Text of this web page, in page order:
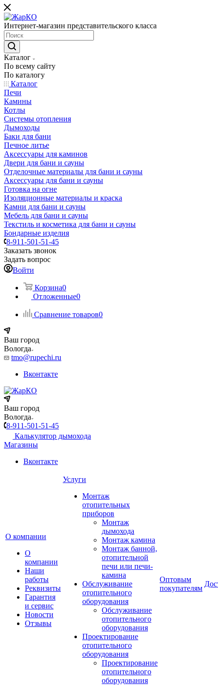
Интернет-магазин представительского класса
Каталог
По всему сайту
По каталогу
Каталог
Печи
Камины
Котлы
Системы отопления
Дымоходы
Баки для бани
Печное литье
Аксессуары для каминов
Двери для бани и сауны
Отделочные материалы для бани и сауны
Аксессуары для бани и сауны
Готовка на огне
Изоляционные материалы и краска
Камни для бани и сауны
Мебель для бани и сауны
Текстиль и косметика для бани и сауны
Бондарные изделия
8-911-501-51-45
Заказать звонок
Задать вопрос
Войти
Корзина0
Отложенные0
Сравнение товаров0
Ваш город
Вологда
tmo@rupechi.ru
Вконтакте
Ваш город
Вологда
8-911-501-51-45
Калькулятор дымохода
Магазины
Вконтакте
О компании
О
компании
Наши
работы
Реквизиты
Гарантия
и сервис
Новости
Отзывы
Услуги
Монтаж
отопительных
приборов
Монтаж
дымохода
Монтаж камина
Монтаж банной,
отопительной
печи или печи-
камина
Обслуживание
отопительного
оборудования
Обслуживание
отопительного
оборудования
Проектирование
отопительного
оборудования
Проектирование
отопительного
оборудования
Оптовым
покупателям